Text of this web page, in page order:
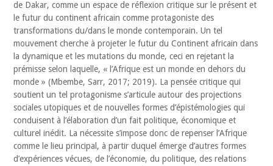
de Dakar, comme un espace de réflexion critique sur le présent et
le futur du continent africain comme protagoniste des
transformations du/dans le monde contemporain. Un tel
mouvement cherche à projeter le futur du Continent africain dans
la dynamique et les mutations du monde, ceci en rejetant la
prémisse selon laquelle, « l’Afrique est un monde en dehors du
monde » (Mbembe, Sarr, 2017; 2019). La pensée critique qui
soutient un tel protagonisme s’articule autour des projections
sociales utopiques et de nouvelles formes d’épistémologies qui
conduisent à l’élaboration d’un fait politique, économique et
culturel inédit. La nécessite s’impose donc de repenser l’Afrique
comme le lieu principal, à partir duquel émerge d’autres formes
d’expériences vécues, de l’économie, du politique, des relations